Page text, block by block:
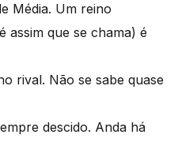
Média. Um reino
assim que se chama) é
rival. Não se sabe quase
descido. Anda há